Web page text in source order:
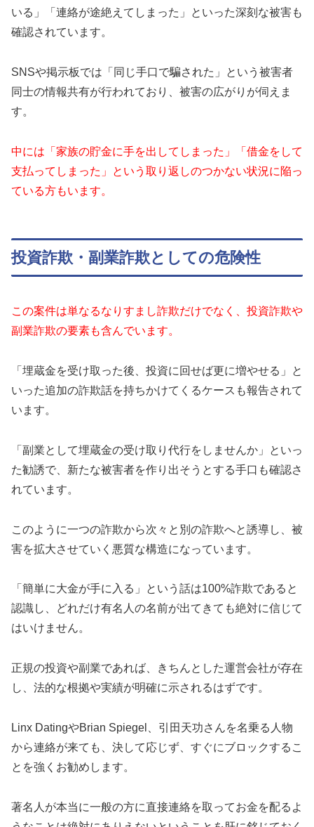
いる」「連絡が途絶えてしまった」といった深刻な被害も
確認されています。
SNSや掲示板では「同じ手口で騙された」という被害者
同士の情報共有が行われており、被害の広がりが伺えま
す。
中には「家族の貯金に手を出してしまった」「借金をして
支払ってしまった」という取り返しのつかない状況に陥っ
ている方もいます。
投資詐欺・副業詐欺としての危険性
この案件は単なるなりすまし詐欺だけでなく、投資詐欺や
副業詐欺の要素も含んでいます。
「埋蔵金を受け取った後、投資に回せば更に増やせる」と
いった追加の詐欺話を持ちかけてくるケースも報告されて
います。
「副業として埋蔵金の受け取り代行をしませんか」といっ
た勧誘で、新たな被害者を作り出そうとする手口も確認さ
れています。
このように一つの詐欺から次々と別の詐欺へと誘導し、被
害を拡大させていく悪質な構造になっています。
「簡単に大金が手に入る」という話は100%詐欺であると
認識し、どれだけ有名人の名前が出てきても絶対に信じて
はいけません。
正規の投資や副業であれば、きちんとした運営会社が存在
し、法的な根拠や実績が明確に示されるはずです。
Linx DatingやBrian Spiegel、引田天功さんを名乗る人物
から連絡が来ても、決して応じず、すぐにブロックするこ
とを強くお勧めします。
著名人が本当に一般の方に直接連絡を取ってお金を配るよ